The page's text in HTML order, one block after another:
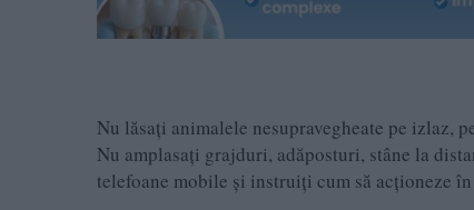
Nu lăsaţi animalele nesupravegheate pe izlaz,
Nu amplasaţi grajduri, adăposturi, stâne la
telefoane mobile şi instruiţi cum să acţioneze